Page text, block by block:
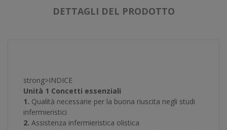
DETTAGLI DEL PRODOTTO
strong>INDICE
Unità 1 Concetti essenziali
1. Qualità necessarie per la buona riuscita negli studi
infermieristici
2. Assistenza infermieristica olistica